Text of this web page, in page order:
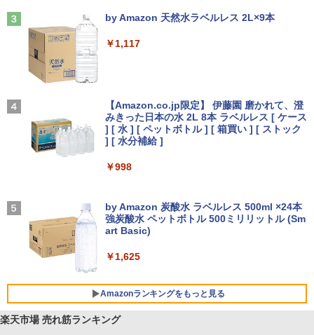
ラック
￥14,990
レスイヤホン bluetooth イヤホン V12 小型
軽量 ブルートゥースHi-Fi 最大36時間再生 ぶ
るーとゅーす コードレス ENCノイズキャン
セリング 自動ペアリング Type-C充電 マイク
学/WEB会議(ホワイト)
Xiaomi シャオミ REDMI Buds 8 Lite ワイヤ
リング ANC 36時間再生
￥250
￥250
by Amazon 天然水ラベルレス 2L×9本
￥1,117
【Amazon.co.jp限定】 伊藤園 磨かれて、澄
みきった日本の水 2L 8本 ラベルレス [ ケース
] [ 水 ] [ ペットボトル ] [ 箱買い ] [ ストック
] [ 水分補給 ]
￥998
by Amazon 炭酸水 ラベルレス 500ml ×24本
強炭酸水 ペットボトル 500ミリリットル (Sm
art Basic)
￥1,625
Amazonランキングをもっと見る
楽天市場 売れ筋ランキング